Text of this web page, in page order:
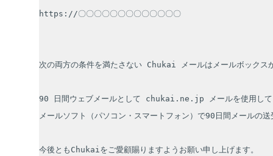
https://〇〇〇〇〇〇〇〇〇〇〇〇〇
次の両方の条件を満たさない Chukai メールはメールボックス
90 日間ウェブメールとして chukai.ne.jp メールを使用して
メールソフト（パソコン・スマートフォン）で90日間メールの
今後ともChukaiをご愛顧賜りますようお願い申し上げます。